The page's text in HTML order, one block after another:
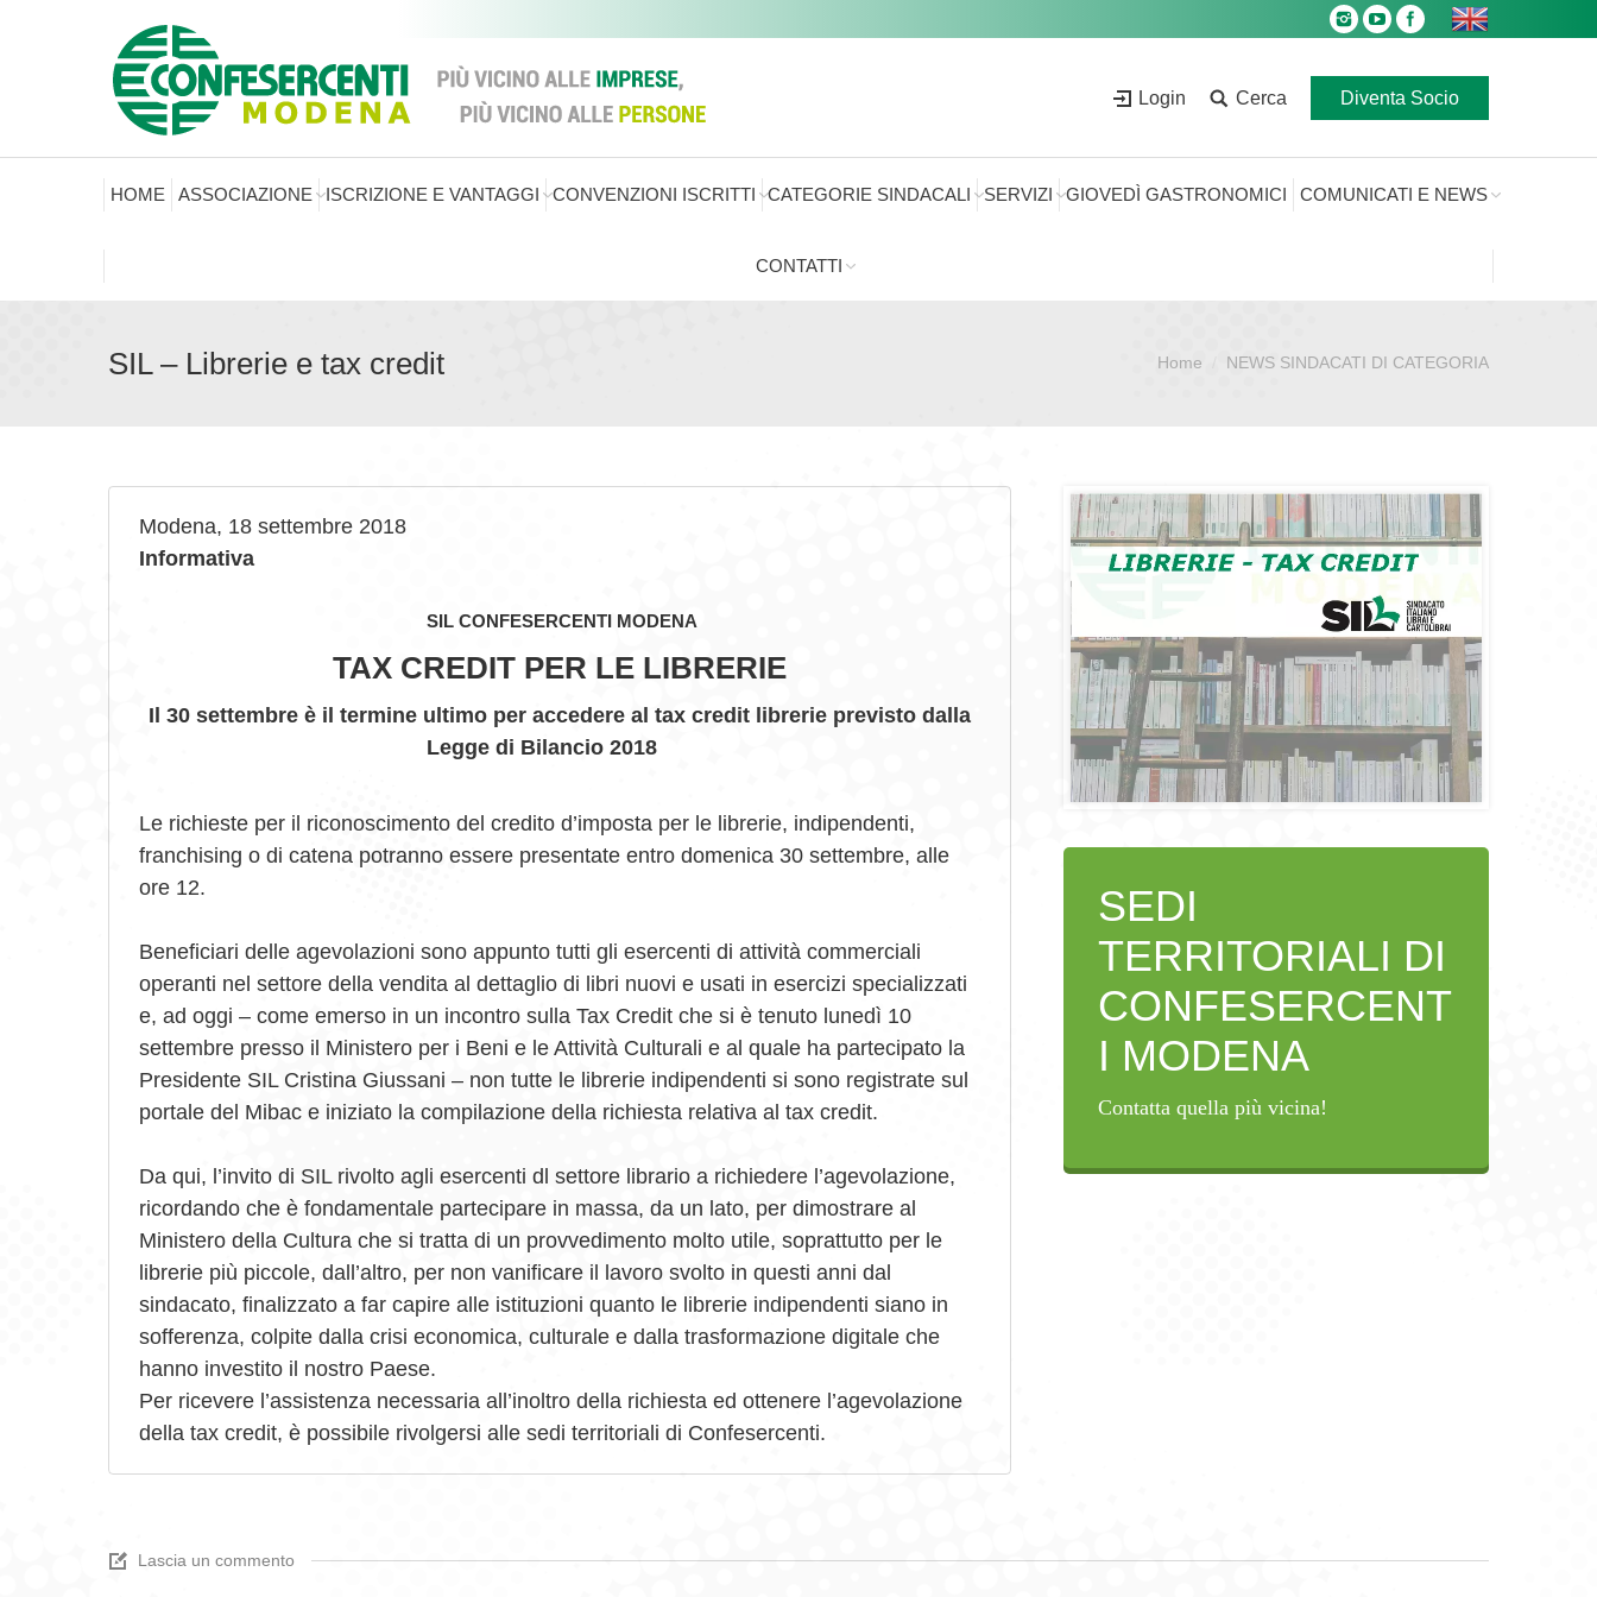
Login Cerca Diventa Socio
HOME ASSOCIAZIONE ISCRIZIONE E VANTAGGI CONVENZIONI ISCRITTI CATEGORIE SINDACALI SERVIZI GIOVEDÌ GASTRONOMICI COMUNICATI E NEWS
CONTATTI
SIL – Librerie e tax credit Home NEWS SINDACATI DI CATEGORIA
Modena, 18 settembre 2018
Informativa
SIL CONFESERCENTI MODENA
TAX CREDIT PER LE LIBRERIE
Il 30 settembre è il termine ultimo per accedere al tax credit librerie previsto dalla
Legge di Bilancio 2018
Le richieste per il riconoscimento del credito d’imposta per le librerie, indipendenti,
franchising o di catena potranno essere presentate entro domenica 30 settembre, alle
ore 12.
Beneficiari delle agevolazioni sono appunto tutti gli esercenti di attività commerciali
operanti nel settore della vendita al dettaglio di libri nuovi e usati in esercizi specializzati
e, ad oggi – come emerso in un incontro sulla Tax Credit che si è tenuto lunedì 10
settembre presso il Ministero per i Beni e le Attività Culturali e al quale ha partecipato la
Presidente SIL Cristina Giussani – non tutte le librerie indipendenti si sono registrate sul
portale del Mibac e iniziato la compilazione della richiesta relativa al tax credit.
Da qui, l’invito di SIL rivolto agli esercenti dl settore librario a richiedere l’agevolazione,
ricordando che è fondamentale partecipare in massa, da un lato, per dimostrare al
Ministero della Cultura che si tratta di un provvedimento molto utile, soprattutto per le
librerie più piccole, dall’altro, per non vanificare il lavoro svolto in questi anni dal
sindacato, finalizzato a far capire alle istituzioni quanto le librerie indipendenti siano in
sofferenza, colpite dalla crisi economica, culturale e dalla trasformazione digitale che
hanno investito il nostro Paese.
Per ricevere l’assistenza necessaria all’inoltro della richiesta ed ottenere l’agevolazione
della tax credit, è possibile rivolgersi alle sedi territoriali di Confesercenti.
SEDI
TERRITORIALI DI
CONFESERCENT
I MODENA
Contatta quella più vicina!
Lascia un commento